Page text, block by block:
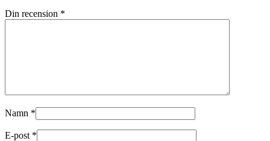
Din recension *
Namn *
E-post *